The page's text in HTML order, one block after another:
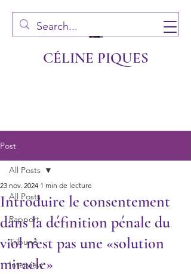
CÉLINE PIQUES
Post
All Posts
Rapport
Tribune
Interview
All Posts
Introduire le consentement
dans la définition pénale du
viol n’est pas une «solution
miracle»
23 nov. 2024 1 min de lecture